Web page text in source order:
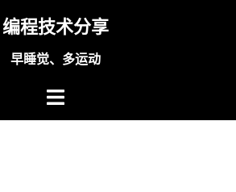
编程技术分享
早睡觉、多运动